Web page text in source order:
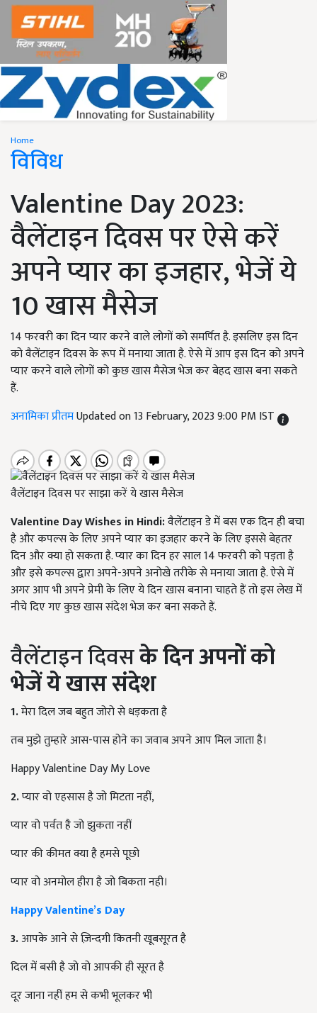
Home
विविध
Valentine Day 2023:
वैलेंटाइन दिवस पर ऐसे करें
अपने प्यार का इजहार, भेजें ये
10 खास मैसेज
14 फरवरी का दिन प्यार करने वाले लोगों को समर्पित है. इसलिए इस दिन
को वैलेंटाइन दिवस के रूप में मनाया जाता है. ऐसे में आप इस दिन को अपने
प्यार करने वाले लोगों को कुछ खास मैसेज भेज कर बेहद खास बना सकते
हैं.
अनामिका प्रीतमUpdated on 13 February, 2023 9:00 PM IST
वैलेंटाइन दिवस पर साझा करें ये खास मैसेज
Valentine Day Wishes in Hindi:वैलेंटाइन डे में बस एक दिन ही बचा
है और कपल्स के लिए अपने प्यार का इजहार करने के लिए इससे बेहतर
दिन और क्या हो सकता है. प्यार का दिन हर साल14फरवरी को पड़ता है
और इसे कपल्स द्वारा अपने-अपने अनोखे तरीके से मनाया जाता है. ऐसे में
अगर आप भी अपने प्रेमी के लिए ये दिन खास बनाना चाहते हैं तो इस लेख में
नीचे दिए गए कुछ खास संदेश भेज कर बना सकते हैं.
वैलेंटाइन दिवसके दिन अपनों को
भेजें ये खास संदेश
1.मेरा दिल जब बहुत जोरो से धड़कता है
तब मुझे तुम्हारे आस-पास होने का जवाब अपने आप मिल जाता है।
Happy Valentine Day My Love
2.प्यार वो एहसास है जो मिटता नहीं,
प्यार वो पर्वत है जो झुकता नहीं
प्यार की कीमत क्या है हमसे पूछो
प्यार वो अनमोलहीरा है जो बिकता नही।
Happy Valentine’s Day
3.आपके आने से ज़िन्दगी कितनी खूबसूरत है
दिल में बसी है जो वो आपकी ही सूरत है
दूर जाना नहीं हम से कभी भूलकर भी